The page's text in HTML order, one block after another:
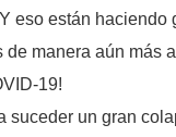
eso están haciendo
de manera aún más
19!
suceder un gran